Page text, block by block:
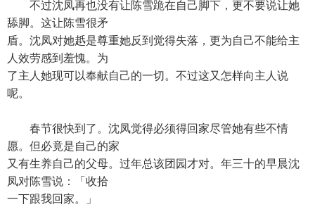
不过沈凤再也没有让陈雪跪在自己脚下，更不要说让她
舔脚。这让陈雪很矛
盾。沈凤对她赿是尊重她反到觉得失落，更为自己不能给主
人效劳感到羞愧。为
了主人她现可以奉献自己的一切。不过这又怎样向主人说
呢。
春节很快到了。沈凤觉得必须得回家尽管她有些不情
愿。但必竟是自己的家
又有生养自己的父母。过年总该团园才对。年三十的早晨沈
凤对陈雪说：「收拾
一下跟我回家。」